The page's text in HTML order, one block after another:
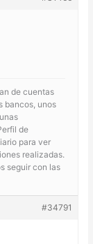
de cuentas
bancos, unos
de
para ver
realizadas.
seguir con las
#34791